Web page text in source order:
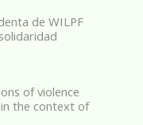
de WILPF
of violence
the context of